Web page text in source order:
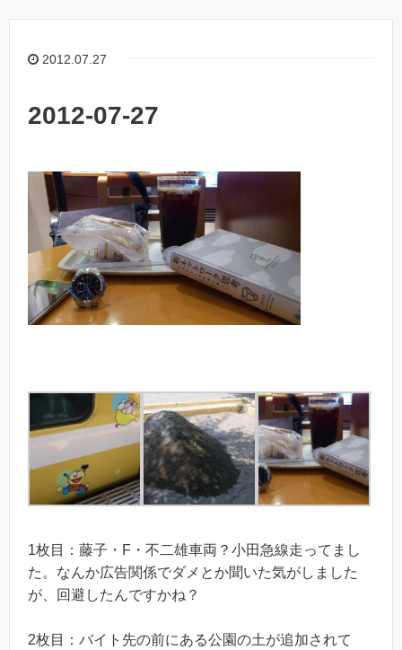
2012.07.27
2012-07-27
1枚目：藤子・F・不二雄車両？小田急線走ってまし
た。なんか広告関係でダメとか聞いた気がしました
が、回避したんですかね？
2枚目：バイト先の前にある公園の土が追加されて